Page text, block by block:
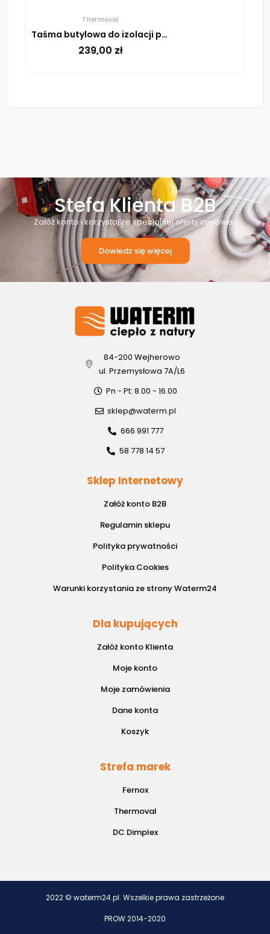
Thermoval
Taśma butylowa do izolacji połączeń elektrycznych
239,00 zł
Stefa Klienta B2B
Załóż konto i korzystaj ze specjalnej oferty cenowej!
Dowiedz się więcej
84-200 Wejherowo
ul. Przemysłowa 7A/L6
Pn - Pt: 8.00 - 16.00
sklep@waterm.pl
666 991 777
58 778 14 57
Sklep Internetowy
Załóż konto B2B
Regulamin sklepu
Polityka prywatności
Polityka Cookies
Warunki korzystania ze strony Waterm24
Dla kupujących
Załóż konto Klienta
Moje konto
Moje zamówienia
Dane konta
Koszyk
Strefa marek
Fernox
Thermoval
DC Dimplex
2022 © waterm24.pl. Wszelkie prawa zastrzeżone
PROW 2014-2020